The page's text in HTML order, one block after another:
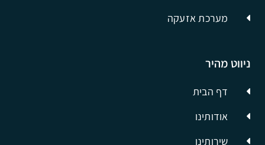
ניווט מהיר
דף הבית
אודותינו
שירותינו
מערכת אזעקה